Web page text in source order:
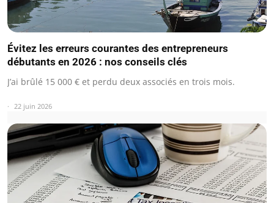
Évitez les erreurs courantes des entrepreneurs
débutants en 2026 : nos conseils clés
J’ai brûlé 15 000 € et perdu deux associés en trois mois.
22 juin 2026